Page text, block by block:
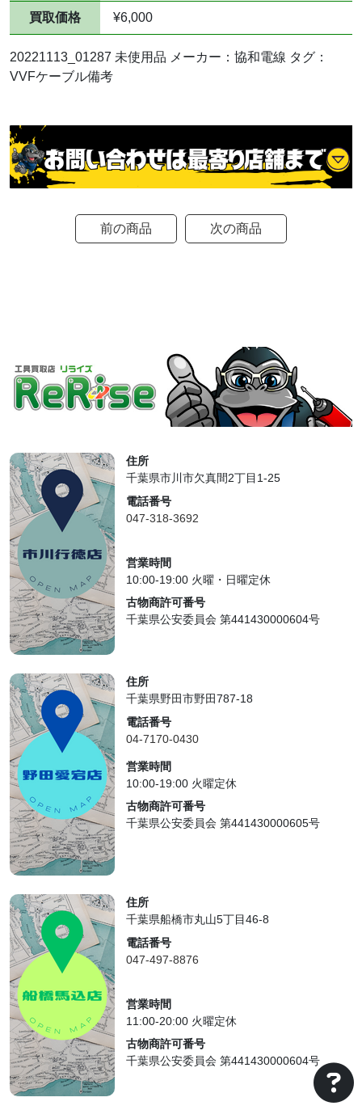
買取価格 ¥6,000
20221113_01287 未使用品 メーカー：協和電線 タグ：
VVFケーブル備考
前の商品 次の商品
住所
千葉県市川市欠真間2丁目1-25
電話番号
047-318-3692
営業時間
10:00-19:00 火曜・日曜定休
古物商許可番号
千葉県公安委員会 第441430000604号
住所
千葉県野田市野田787-18
電話番号
04-7170-0430
営業時間
10:00-19:00 火曜定休
古物商許可番号
千葉県公安委員会 第441430000605号
住所
千葉県船橋市丸山5丁目46-8
電話番号
047-497-8876
営業時間
11:00-20:00 火曜定休
古物商許可番号
千葉県公安委員会 第441430000604号